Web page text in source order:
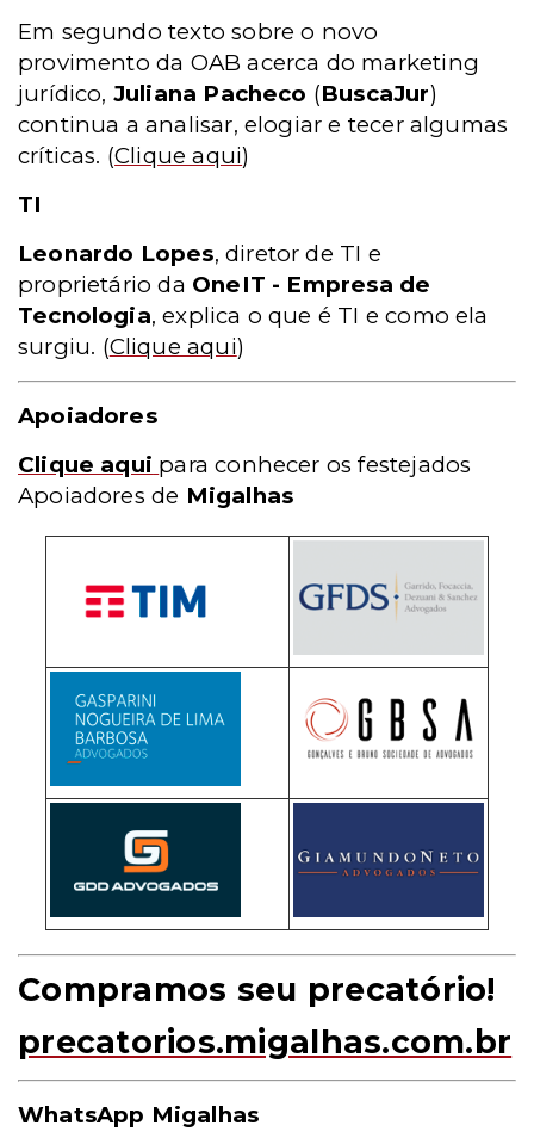
Em segundo texto sobre o novo
provimento da OAB acerca do marketing
jurídico, Juliana Pacheco (BuscaJur)
continua a analisar, elogiar e tecer algumas
críticas. (Clique aqui)
TI
Leonardo Lopes, diretor de TI e
proprietário da OneIT - Empresa de
Tecnologia, explica o que é TI e como ela
surgiu. (Clique aqui)
Apoiadores
Clique aqui para conhecer os festejados
Apoiadores de Migalhas
Compramos seu precatório!
precatorios.migalhas.com.br
WhatsApp Migalhas